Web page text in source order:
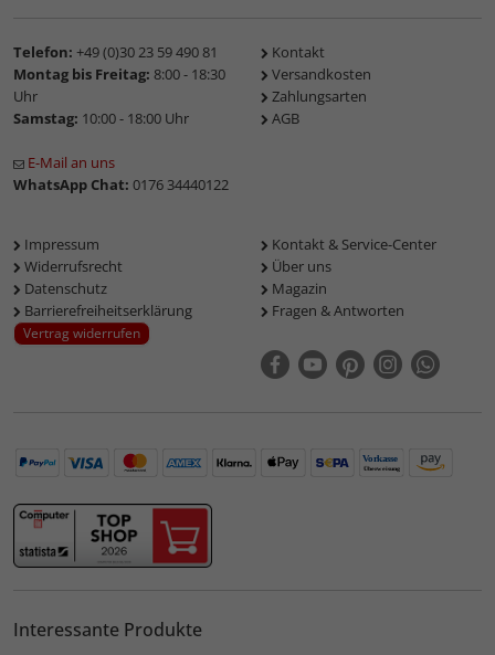
Telefon: +49 (0)30 23 59 490 81
Montag bis Freitag: 8:00 - 18:30
Uhr
Samstag: 10:00 - 18:00 Uhr
E-Mail an uns
WhatsApp Chat: 0176 34440122
Kontakt
Versandkosten
Zahlungsarten
AGB
Impressum
Widerrufsrecht
Datenschutz
Barrierefreiheitserklärung
Vertrag widerrufen
Kontakt & Service-Center
Über uns
Magazin
Fragen & Antworten
Interessante Produkte